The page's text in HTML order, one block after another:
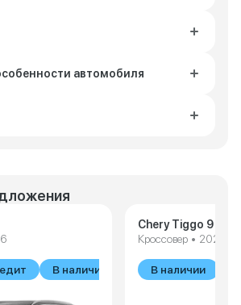
автомобиля
В наличии
Chery Tiggo 9
Кроссовер • 2025
В наличии